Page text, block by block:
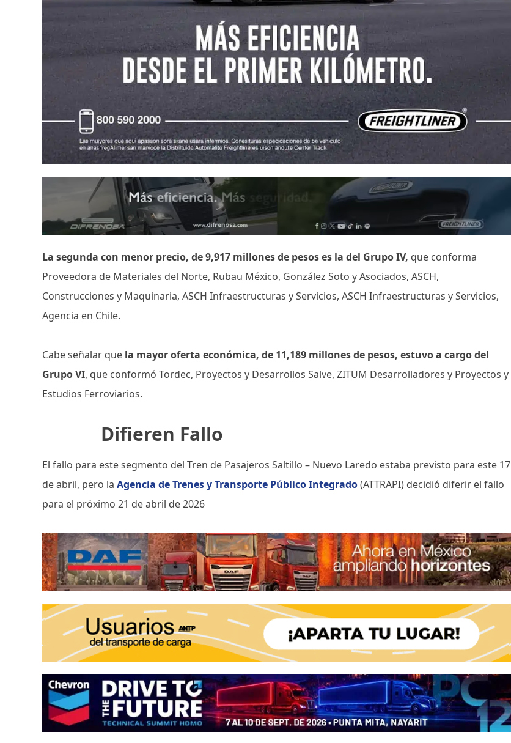
La segunda con menor precio, de 9,917 millones de pesos es la del Grupo IV, que conforma
Proveedora de Materiales del Norte, Rubau México, González Soto y Asociados, ASCH,
Construcciones y Maquinaria, ASCH Infraestructuras y Servicios, ASCH Infraestructuras y Servicios,
Agencia en Chile.
Cabe señalar que la mayor oferta económica, de 11,189 millones de pesos, estuvo a cargo del
Grupo VI, que conformó Tordec, Proyectos y Desarrollos Salve, ZITUM Desarrolladores y Proyectos y
Estudios Ferroviarios.
Difieren Fallo
El fallo para este segmento del Tren de Pasajeros Saltillo – Nuevo Laredo estaba previsto para este 17
de abril, pero laAgencia de Trenes y Transporte Público Integrado(ATTRAPI) decidió diferir el fallo
para el próximo 21 de abril de 2026